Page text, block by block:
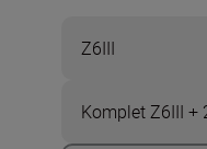
Z6III
Komplet Z6III +